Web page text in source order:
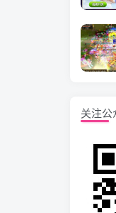
关注